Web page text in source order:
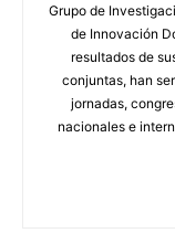
Grupo de
de Innovación
resultados de
conjuntas, han
jornadas,
nacionales e